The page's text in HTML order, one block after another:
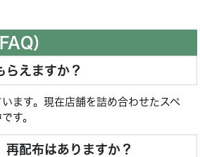
）
らえますか？
ます。現在店舗を詰め合わせたスペ
す。
再配布はありますか？